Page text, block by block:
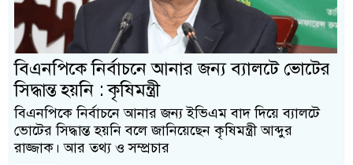
বিএনপিকে নির্বাচনে আনার জন্য ব্যালটে ভোটের
সিদ্ধান্ত হয়নি : কৃষিমন্ত্রী
বিএনপিকে নির্বাচনে আনার জন্য ইভিএম বাদ দিয়ে ব্যালটে
ভোটের সিদ্ধান্ত হয়নি বলে জানিয়েছেন কৃষিমন্ত্রী আব্দুর
রাজ্জাক। আর তথ্য ও সম্প্রচার